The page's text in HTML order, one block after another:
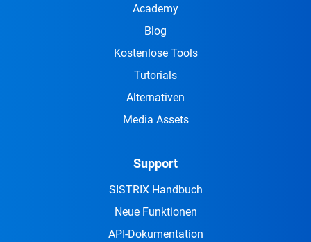
Academy
Blog
Kostenlose Tools
Tutorials
Alternativen
Media Assets
Support
SISTRIX Handbuch
Neue Funktionen
API-Dokumentation